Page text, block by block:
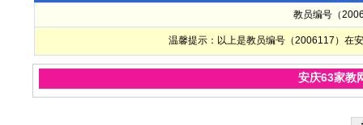
教员编号（
温馨提示：以上是教员编号（2006117）在
安庆63家教